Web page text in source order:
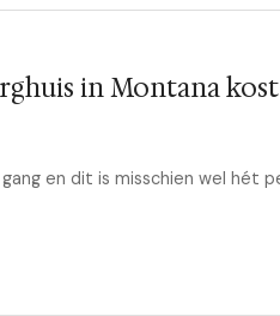
in Montana
en dit is misschien wel hét